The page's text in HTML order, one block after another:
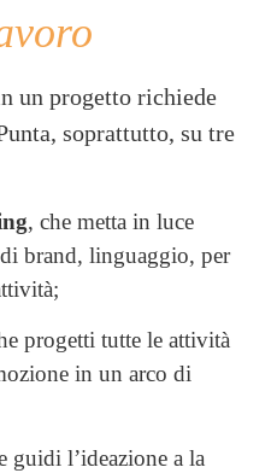
un progetto richiede
soprattutto, su tre
, che metta in luce
brand, linguaggio, per
progetti tutte le attività
in un arco di
guidi l’ideazione a la